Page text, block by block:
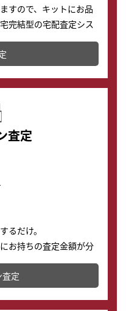
すので、キットにお品
完結型の宅配査定シス
に出すことが可能で
査定
るだけ。
お持ちの査定金額が分
定